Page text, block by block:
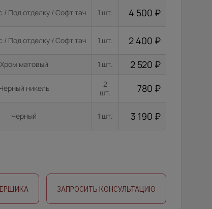
/ Под отделку / Софт тач 1 шт. 4 500 ₽
/ Под отделку / Софт тач 1 шт. 2 400 ₽
Хром матовый 1 шт. 2 520 ₽
Черный никель
2
шт.
780 ₽
Черный 1 шт. 3 190 ₽
ЗАПРОСИТЬ КОНСУЛЬТАЦИЮ